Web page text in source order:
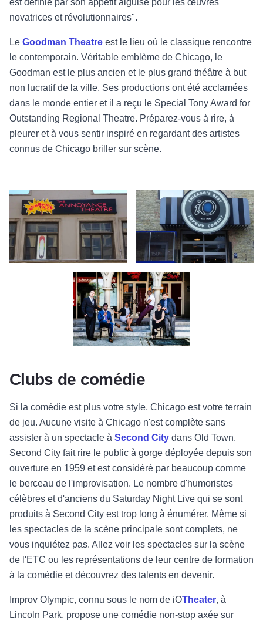
novatrices et révolutionnaires".
Le Goodman Theatre est le lieu où le classique rencontre
le contemporain. Véritable emblème de Chicago, le
Goodman est le plus ancien et le plus grand théâtre à but
non lucratif de la ville. Ses productions ont été acclamées
dans le monde entier et il a reçu le Special Tony Award for
Outstanding Regional Theatre. Préparez-vous à rire, à
pleurer et à vous sentir inspiré en regardant des artistes
connus de Chicago briller sur scène.
Marquee - Annoyance Theatre - ChicagoThéâtre Marquee - iO Theater -
Clubs de comédie
Si la comédie est plus votre style, Chicago est votre terrain
de jeu. Aucune visite à Chicago n'est complète sans
assister à un spectacle à Second City dans Old Town.
Second City fait rire le public à gorge déployée depuis son
ouverture en 1959 et est considéré par beaucoup comme
le berceau de l'improvisation. Le nombre d'humoristes
célèbres et d'anciens du Saturday Night Live qui se sont
produits à Second City est trop long à énumérer. Même si
les spectacles de la scène principale sont complets, ne
vous inquiétez pas. Allez voir les spectacles sur la scène
de l'ETC ou les représentations de leur centre de formation
à la comédie et découvrez des talents en devenir.
Improv Olympic, connu sous le nom de iOTheater, à
Lincoln Park, propose une comédie non-stop axée sur